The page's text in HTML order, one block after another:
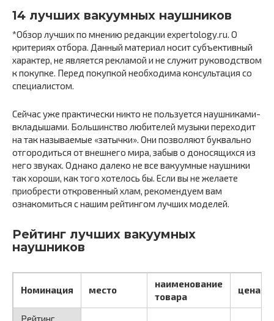
14 лучших вакуумных наушников
*Обзор лучших по мнению редакции expertology.ru. О
критериях отбора. Данный материал носит субъективный
характер, не является рекламой и не служит руководством
к покупке. Перед покупкой необходима консультация со
специалистом.
Сейчас уже практически никто не пользуется наушниками-
вкладышами. Большинство любителей музыки переходит
на так называемые «затычки». Они позволяют буквально
отгородиться от внешнего мира, забыв о доносящихся из
него звуках. Однако далеко не все вакуумные наушники
так хороши, как того хотелось бы. Если вы не желаете
приобрести откровенный хлам, рекомендуем вам
ознакомиться с нашим рейтингом лучших моделей.
Рейтинг лучших вакуумных
наушников
Номинация место
наименование
товара
цена
Рейтинг